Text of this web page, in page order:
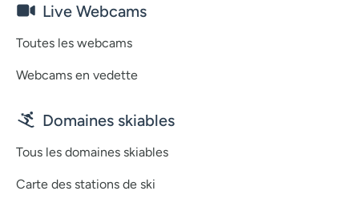
Live Webcams
Toutes les webcams
Webcams en vedette
Domaines skiables
Tous les domaines skiables
Carte des stations de ski